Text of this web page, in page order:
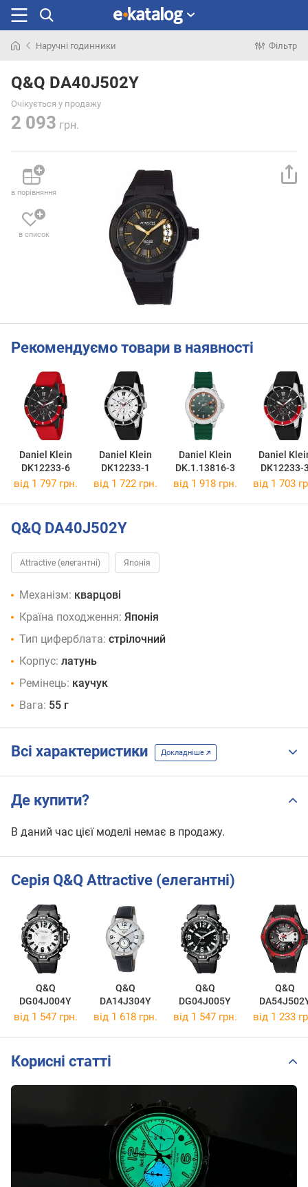
раніше
Наручні годинники Фільтр
Q&Q DA40J502Y
Очікується у продажу
2 093 грн.
в порівняння
в список
Рекомендуємо товари в наявності
Daniel Klein
DK12233-6
Daniel Klein
DK12233-1
Daniel Klein
DK.1.13816-3
Daniel
DK12233-
від 1 797 грн. від 1 722 грн. від 1 918 грн. від 1 703
Q&Q DA40J502Y
Attractive (елегантні) Японія
Механізм: кварцові
Країна походження: Японія
Тип циферблата: стрілочний
Корпус: латунь
Ремінець: каучук
Вага: 55 г
Всі характеристики Докладніше
Де купити?
В даний час цієї моделі немає в продажу.
Серія Q&Q Attractive (елегантні)
Q&Q
DG04J004Y
Q&Q
DA14J304Y
Q&Q
DG04J005Y
Q&Q
від 1 547 грн. від 1 618 грн. від 1 547 грн. від 1 233
Корисні статті